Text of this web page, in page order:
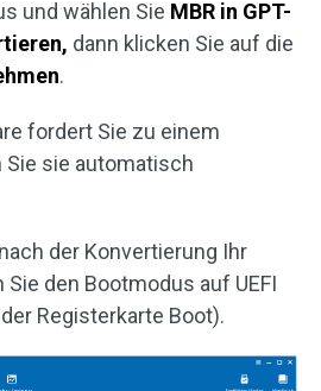
und wählen Sie MBR in GPT-
dann klicken Sie auf die
.
fordert Sie zu einem
sie automatisch
der Konvertierung Ihr
Sie den Bootmodus auf UEFI
Registerkarte Boot).